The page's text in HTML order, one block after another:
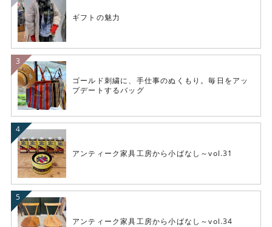
ギフトの魅力
ゴールド刺繍に、手仕事のぬくもり。毎日をアッ
プデートするバッグ
アンティーク家具工房から小ばなし～vol.31
アンティーク家具工房から小ばなし～vol.34